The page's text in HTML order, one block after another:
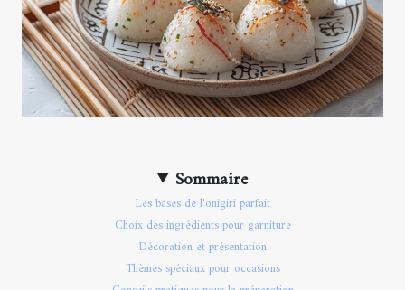
Sommaire
Les bases de l'onigiri parfait
Choix des ingrédients pour garniture
Décoration et présentation
Thèmes spéciaux pour occasions